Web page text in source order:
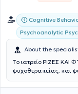
Cognitive
Psychoanalytic
About the
Το ιατρείο ΡΙΖΕΣ ΚΑΙ
ψυχοθεραπείας, και